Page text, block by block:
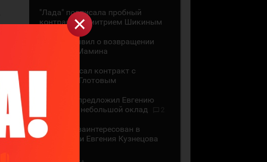
"Лада" подписала пробный
контракт с Дмитрием Шикиным
ЦСКА объявил о возвращении
Максима Мамина
СКА подписал контракт с
Василием Глотовым
"Трактор" предложил Евгению
Кузнецову небольшой оклад
"Трактор" заинтересован в
подписании Евгения Кузнецова